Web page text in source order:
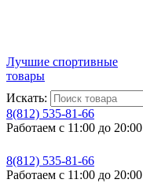
Лучшие спортивные
товары
Искать:
8(812) 535-81-66
Работаем с 11:00 до 20:00
8(812) 535-81-66
Работаем с 11:00 до 20:00